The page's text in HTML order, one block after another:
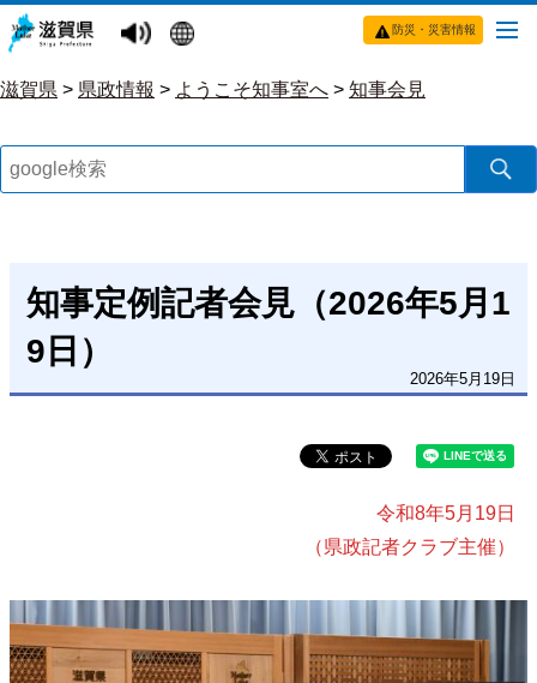
防災・災害情報
滋賀県 > 県政情報 > ようこそ知事室へ > 知事会見
知事定例記者会見（2026年5月1
9日）
2026年5月19日
令和8年5月19日
（県政記者クラブ主催）